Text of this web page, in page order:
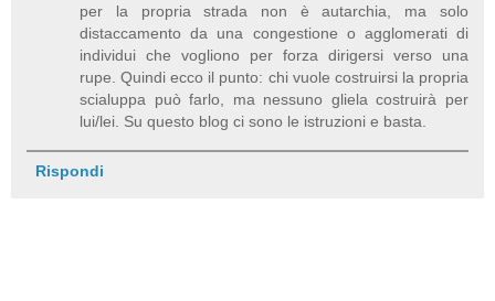
per la propria strada non è autarchia, ma solo
distaccamento da una congestione o agglomerati di
individui che vogliono per forza dirigersi verso una
rupe. Quindi ecco il punto: chi vuole costruirsi la propria
scialuppa può farlo, ma nessuno gliela costruirà per
lui/lei. Su questo blog ci sono le istruzioni e basta.
Rispondi